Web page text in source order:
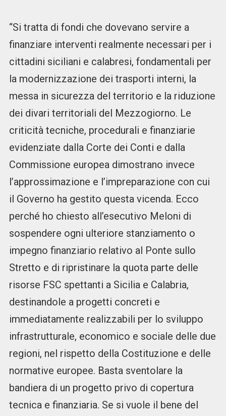
“Si tratta di fondi che dovevano servire a
finanziare interventi realmente necessari per i
cittadini siciliani e calabresi, fondamentali per
la modernizzazione dei trasporti interni, la
messa in sicurezza del territorio e la riduzione
dei divari territoriali del Mezzogiorno. Le
criticità tecniche, procedurali e finanziarie
evidenziate dalla Corte dei Conti e dalla
Commissione europea dimostrano invece
l’approssimazione e l’impreparazione con cui
il Governo ha gestito questa vicenda. Ecco
perché ho chiesto all’esecutivo Meloni di
sospendere ogni ulteriore stanziamento o
impegno finanziario relativo al Ponte sullo
Stretto e di ripristinare la quota parte delle
risorse FSC spettanti a Sicilia e Calabria,
destinandole a progetti concreti e
immediatamente realizzabili per lo sviluppo
infrastrutturale, economico e sociale delle due
regioni, nel rispetto della Costituzione e delle
normative europee. Basta sventolare la
bandiera di un progetto privo di copertura
tecnica e finanziaria. Se si vuole il bene del